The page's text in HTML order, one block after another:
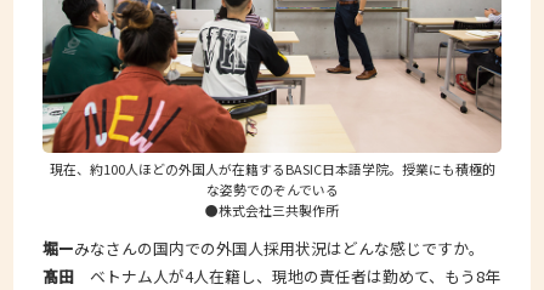
現在、約100人ほどの外国人が在籍するBASIC日本語学院。授業にも積極的
な姿勢でのぞんでいる
●株式会社三共製作所
堀ーみなさんの国内での外国人採用状況はどんな感じですか。
髙田 ベトナム人が4人在籍し、現地の責任者は勤めて、もう8年